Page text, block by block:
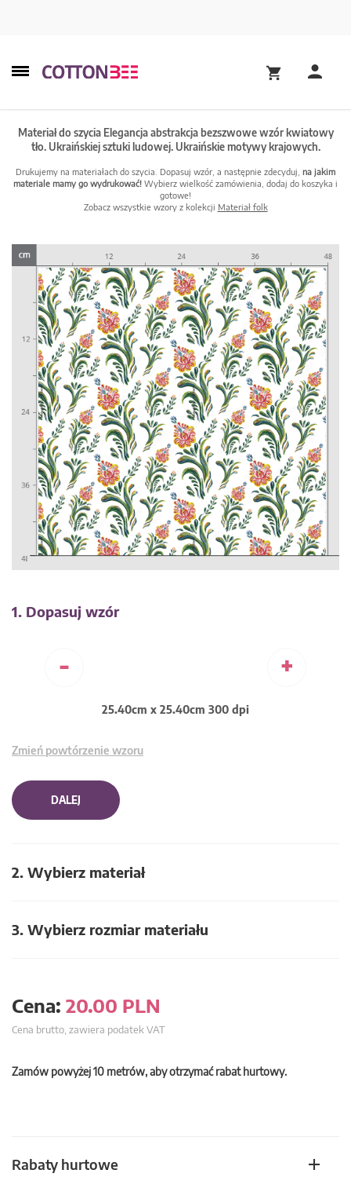
Materiał do szycia Elegancja abstrakcja bezszwowe wzór kwiatowy
tło. Ukraińskiej sztuki ludowej. Ukraińskie motywy krajowych.
Drukujemy na materiałach do szycia. Dopasuj wzór, a następnie zdecyduj, na jakim
materiale mamy go wydrukować! Wybierz wielkość zamówienia, dodaj do koszyka i
gotowe!
Zobacz wszystkie wzory z kolekcji Materiał folk
1. Dopasuj wzór
- +
25.40cm x 25.40cm 300 dpi
Zmień powtórzenie wzoru
DALEJ
2. Wybierz materiał
3. Wybierz rozmiar materiału
Cena: 20.00 PLN
Cena brutto, zawiera podatek VAT
Zamów powyżej 10 metrów, aby otrzymać rabat hurtowy.
Rabaty hurtowe